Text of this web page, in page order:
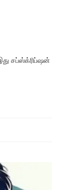
சப்ஸ்க்ரிப்ஷன்